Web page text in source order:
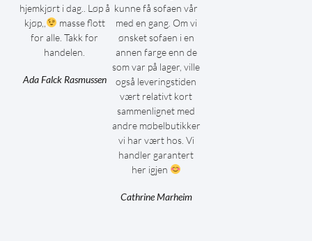
hjemkjørt i dag.. Løp å
kjøp,,
masse flott
for alle. Takk for
handelen.
Ada Falck Rasmussen
kunne få sofaen vår
med en gang. Om vi
ønsket sofaen i en
annen farge enn de
som var på lager, ville
også leveringstiden
vært relativt kort
sammenlignet med
andre møbelbutikker
vi har vært hos. Vi
handler garantert
her igjen
Cathrine Marheim